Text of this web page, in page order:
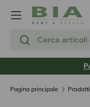
Passa ai contenuti
CercaCerca
Menu
Pagina principale